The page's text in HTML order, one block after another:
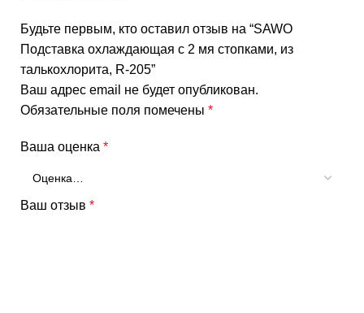
Будьте первым, кто оставил отзыв на “SAWO
Подставка охлаждающая c 2 мя стопками, из
талькохлорита, R-205”
Ваш адрес email не будет опубликован.
Обязательные поля помечены *
Ваша оценка *
Ваш отзыв *